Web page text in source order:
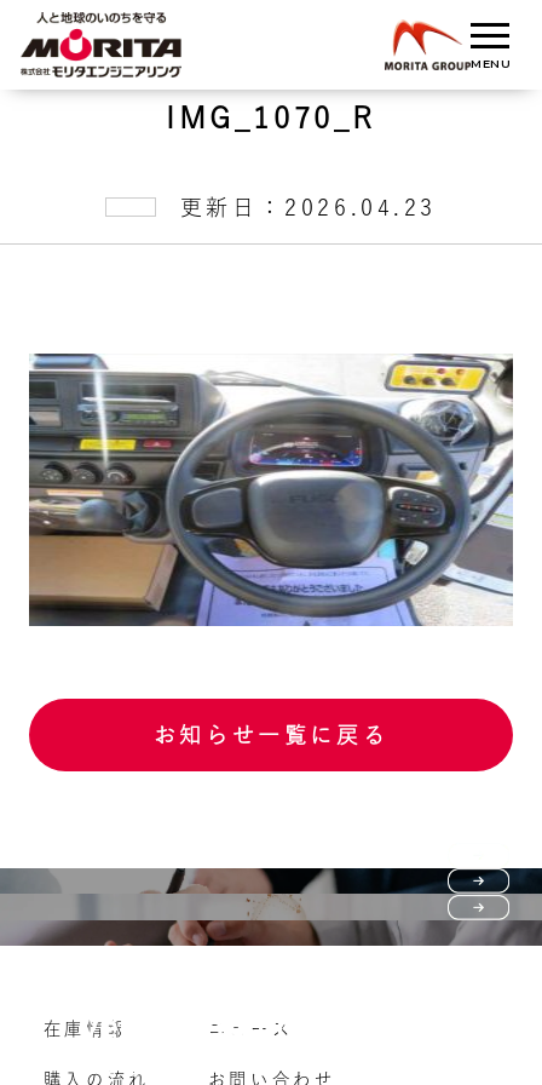
IMG_1070_R
更新日：2026.04.23
お知らせ一覧に戻る
購入の流れ
よくいただくご質問
Vehicle purchase
車両買い取り
在庫情報
購入の流れ
ニュース
お問い合わせ